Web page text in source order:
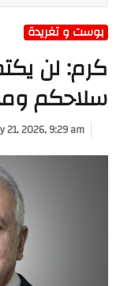
بوست و تغريدة
كرم: لن
سلاحكم
21, 2026, 9:29 am